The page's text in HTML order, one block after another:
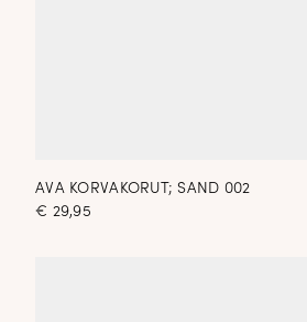
AVA KORVAKORUT; SAND 002
€ 29,95